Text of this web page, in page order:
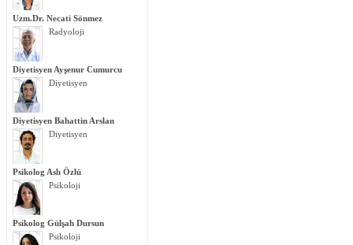
Uzm.Dr. Necati Sönmez
Radyoloji
Diyetisyen Ayşenur Cumurcu
Diyetisyen
Diyetisyen Bahattin Arslan
Diyetisyen
Psikolog Aslı Özlü
Psikoloji
Psikolog Gülşah Dursun
Psikoloji